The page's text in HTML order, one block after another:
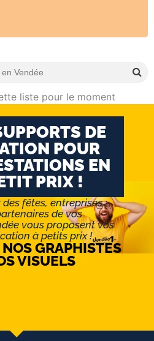
liste pour le moment
DE
POUR
EN
PRIX !
fêtes, entreprises :
de vos
vous proposent vos
à petits prix !
GRAPHISTES
VISUELS